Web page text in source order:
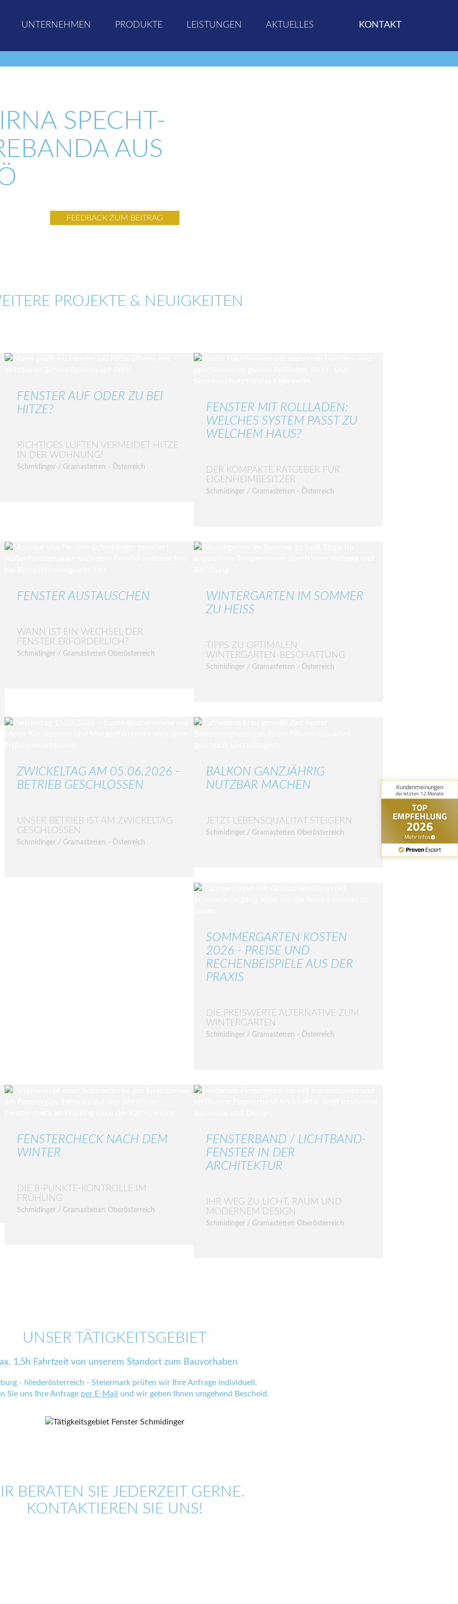
UNTERNEHMEN PRODUKTE LEISTUNGEN AKTUELLES KONTAKT
SPECHT-
AUS
FEEDBACK ZUM BEITRAG
PROJEKTE & NEUIGKEITEN
FENSTER AUF ODER ZU BEI
HITZE?
RICHTIGES LÜFTEN VERMEIDET HITZE
IN DER WOHNUNG!
Schmidinger / Gramastetten - Österreich
FENSTER MIT ROLLLADEN:
WELCHES SYSTEM PASST ZU
WELCHEM HAUS?
DER KOMPAKTE RATGEBER FÜR
EIGENHEIMBESITZER
Schmidinger / Gramastetten - Österreich
FENSTER AUSTAUSCHEN
WANN IST EIN WECHSEL DER
FENSTER ERFORDERLICH?
Schmidinger / Gramastetten Oberösterreich
WINTERGARTEN IM SOMMER
ZU HEISS
TIPPS ZU OPTIMALEN
WINTERGARTEN-BESCHATTUNG
Schmidinger / Gramastetten - Österreich
ZWICKELTAG AM 05.06.2026 -
BETRIEB GESCHLOSSEN
UNSER BETRIEB IST AM ZWICKELTAG
GESCHLOSSEN
Schmidinger / Gramastetten - Österreich
BALKON GANZJÄHRIG
NUTZBAR MACHEN
JETZT LEBENSQUALITÄT STEIGERN
Schmidinger / Gramastetten Oberösterreich
SOMMERGARTEN KOSTEN
2026 - PREISE UND
RECHENBEISPIELE AUS DER
PRAXIS
DIE PREISWERTE ALTERNATIVE ZUM
WINTERGARTEN
Schmidinger / Gramastetten - Österreich
FENSTERCHECK NACH DEM
WINTER
DIE 8-PUNKTE-KONTROLLE IM
FRÜHLING
Schmidinger / Gramastetten Oberösterreich
FENSTERBAND / LICHTBAND-
FENSTER IN DER
ARCHITEKTUR
IHR WEG ZU LICHT, RAUM UND
MODERNEM DESIGN
Schmidinger / Gramastetten Oberösterreich
UNSER TÄTIGKEITSGEBIET
1,5h Fahrtzeit von unserem Standort zum Bauvorhaben
- Niederösterreich - Steiermark prüfen wir Ihre Anfrage individuell.
Sie uns Ihre Anfrage per E-Mail und wir geben Ihnen umgehend Bescheid.
BERATEN SIE JEDERZEIT GERNE.
KONTAKTIEREN SIE UNS!